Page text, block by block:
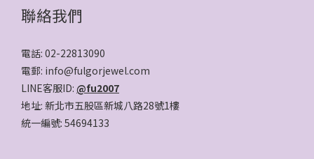
聯絡我們
電話: 02-22813090
電郵: info@fulgorjewel.com
LINE客服ID: @fu2007
地址: 新北市五股區新城八路28號1樓
統一編號: 54694133